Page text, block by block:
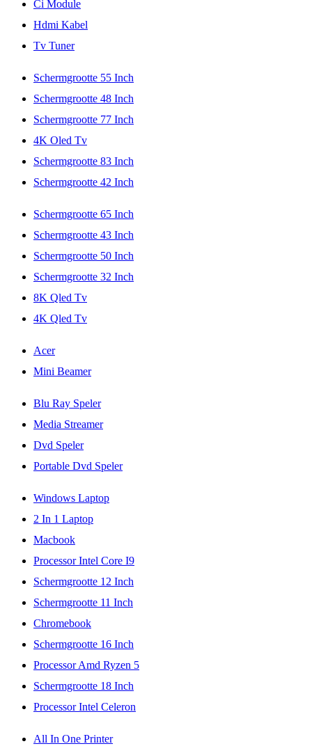
Ci Module
Hdmi Kabel
Tv Tuner
Schermgrootte 55 Inch
Schermgrootte 48 Inch
Schermgrootte 77 Inch
4K Oled Tv
Schermgrootte 83 Inch
Schermgrootte 42 Inch
Schermgrootte 65 Inch
Schermgrootte 43 Inch
Schermgrootte 50 Inch
Schermgrootte 32 Inch
8K Qled Tv
4K Qled Tv
Acer
Mini Beamer
Blu Ray Speler
Media Streamer
Dvd Speler
Portable Dvd Speler
Windows Laptop
2 In 1 Laptop
Macbook
Processor Intel Core I9
Schermgrootte 12 Inch
Schermgrootte 11 Inch
Chromebook
Schermgrootte 16 Inch
Processor Amd Ryzen 5
Schermgrootte 18 Inch
Processor Intel Celeron
All In One Printer